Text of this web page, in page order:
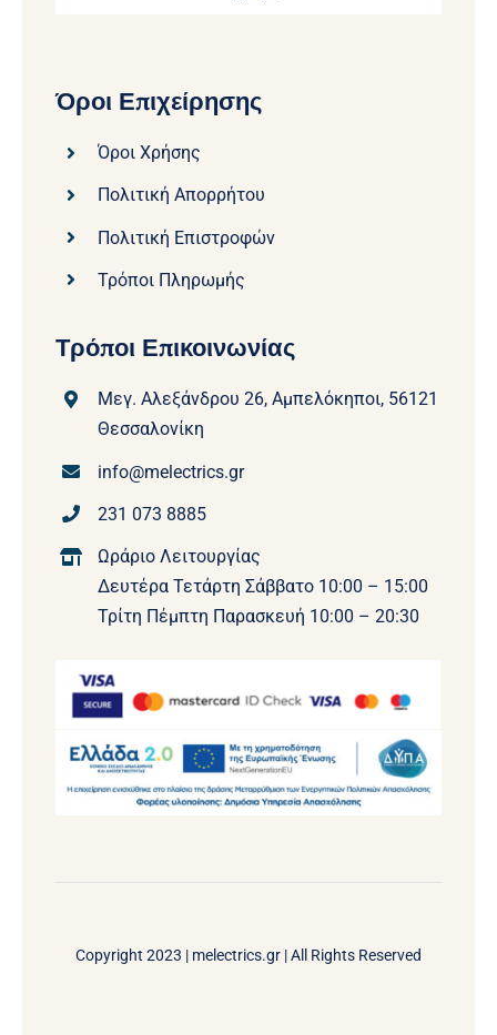
Όροι Επιχείρησης
Όροι Χρήσης
Πολιτική Απορρήτου
Πολιτική Επιστροφών
Τρόποι Πληρωμής
Τρόποι Επικοινωνίας
Μεγ. Αλεξάνδρου 26, Αμπελόκηποι, 56121
Θεσσαλονίκη
info@melectrics.gr
231 073 8885
Ωράριο Λειτουργίας
Δευτέρα Τετάρτη Σάββατο 10:00 – 15:00
Τρίτη Πέμπτη Παρασκευή 10:00 – 20:30
Copyright 2023 | melectrics.gr | All Rights Reserved